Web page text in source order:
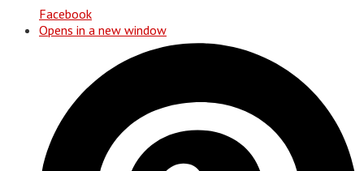
Facebook
Opens in a new window